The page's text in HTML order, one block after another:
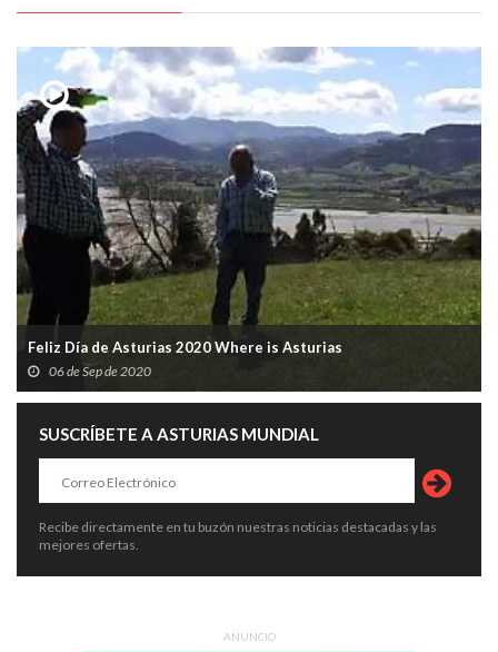
Feliz Día de Asturias 2020 Where is Asturias
06 de Sep de 2020
SUSCRÍBETE A ASTURIAS MUNDIAL
Recibe directamente en tu buzón nuestras noticias destacadas y las
mejores ofertas.
ANUNCIO